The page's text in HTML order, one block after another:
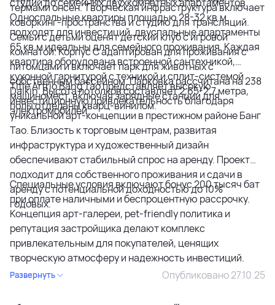
термами онсен. Творческая инфраструктура включает
коворкинг-пространства и студию для трансляций.
Семьи с детьми оценят детский клуб с игровой
комнатой. Корпус C адаптирован для проживания с
питомцами и включает парк для животных с
собственным бассейном. Парковка рассчитана на 238
машиномест, включая зарядные станции для
электромобилей.
Односпальные квартиры площадью 28-32 кв.м
подходят для инвестиций, двуспальные апартаменты
65 кв.м идеальны для семейного проживания. Каждая
квартира оборудована встроенной сантехникой,
кухонной гарнитурой с техникой и сплит-системой
Daikin. Высота потолков составляет 2,65-2,7 метра,
полы отделаны кварц-винилом.
Title Artrio Bang Tao представляет высокую
инвестиционную привлекательность благодаря
уникальной арт-концепции в престижном районе Банг
Тао. Близость к торговым центрам, развитая
инфраструктура и художественный дизайн
обеспечивают стабильный спрос на аренду. Проект
подходит для собственного проживания и сдачи в
аренду с потенциальной доходностью до 10%
годовых.
Специальные условия включают бонус 200 тысяч бат
при оплате наличными и беспроцентную рассрочку.
Концепция арт-галереи, pet-friendly политика и
репутация застройщика делают комплекс
привлекательным для покупателей, ценящих
творческую атмосферу и надежность инвестиций.
Развернуть Опубликовано 27.10.25